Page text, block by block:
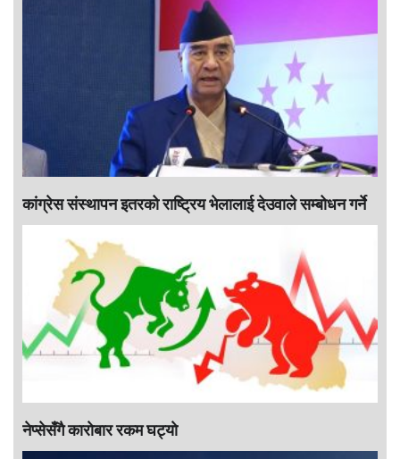
कांग्रेस संस्थापन इतरको राष्ट्रिय भेलालाई देउवाले सम्बोधन गर्ने
नेप्सेसँगै काराेबार रकम घट्याे